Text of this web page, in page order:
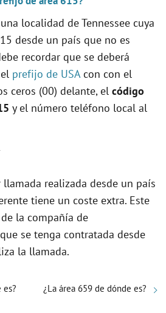
localidad de Tennessee cuya
desde un país que no es
recordar que se deberá
prefijo de USAcon con el
ceros (00) delante, el código
y el número teléfono local al
llamada realizada desde un país
tiene un coste extra. Este
la compañía de
se tenga contratada desde
la llamada.
es? ¿La área 659 de dónde es?